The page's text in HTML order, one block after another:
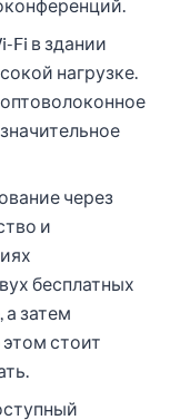
Fi в здании
нагрузке.
через
и
бесплатных
затем
стоит